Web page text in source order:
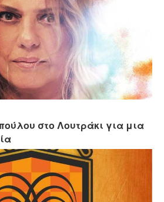
στο Λουτράκι για μια